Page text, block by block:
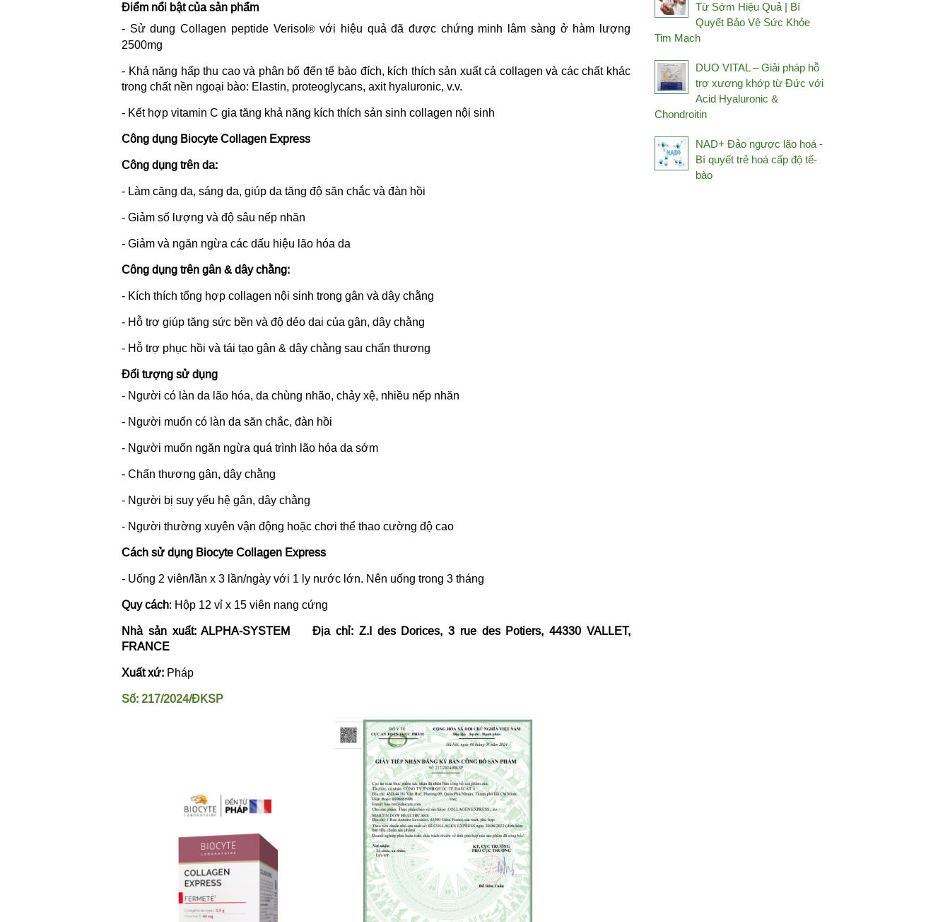
Điểm nổi bật của sản phẩm
- Sử dung Collagen peptide Verisol ®với hiệu quả đã được chứng minh lâm sàng ở hàm lượng
2500mg
- Khả năng hấp thu cao và phân bố đến tế bào đích, kích thích sản xuất cả collagen và các chất khác
trong chất nền ngoại bào: Elastin, proteoglycans, axit hyaluronic, v.v.
- Kết hợp vitamin C gia tăng khả năng kích thích sản sinh collagen nội sinh
Công dụng Biocyte Collagen Express
Công dụng trên da:
- Làm căng da, sáng da, giúp da tăng độ săn chắc và đàn hồi
- Giảm số lượng và độ sâu nếp nhăn
- Giảm và ngăn ngừa các dấu hiệu lão hóa da
Công dụng trên gân & dây chằng:
- Kích thích tổng hợp collagen nội sinh trong gân và dây chằng
- Hỗ trợ giúp tăng sức bền và độ dẻo dai của gân, dây chằng
- Hỗ trợ phục hồi và tái tạo gân & dây chằng sau chấn thương
Đối tượng sử dụng
- Người có làn da lão hóa, da chùng nhão, chảy xệ, nhiều nếp nhăn
- Người muốn có làn da săn chắc, đàn hồi
- Người muốn ngăn ngừa quá trình lão hóa da sớm
- Chấn thương gân, dây chằng
- Người bị suy yếu hệ gân, dây chằng
- Người thường xuyên vận động hoặc chơi thể thao cường độ cao
Cách sử dụng Biocyte Collagen Express
- Uống 2 viên/lần x 3 lần/ngày với 1 ly nước lớn. Nên uống trong 3 tháng
Quy cách: Hộp 12 vỉ x 15 viên nang cứng
Nhà sản xuất: ALPHA-SYSTEM Địa chỉ: Z.I des Dorices, 3 rue des Potiers, 44330 VALLET,
FRANCE
Xuất xứ: Pháp
Số: 217/2024/ĐKSP
HSIN HAI
Hush & Hush
iS Clinical
Janssen
Jean D’Arcel
Jkendai Japan
JpanWell
Kanehide Bio
Từ Sớm Hiệu Quả | Bí
Quyết Bảo Vệ Sức Khỏe
Tim Mạch
DUO VITAL – Giải pháp hỗ
trợ xương khớp từ Đức với
Acid Hyaluronic &
Chondroitin
NAD+ Đảo ngược lão hoá -
Bí quyết trẻ hoá cấp độ tế-
bào